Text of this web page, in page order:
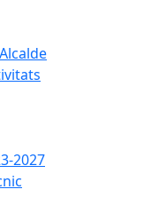
2027